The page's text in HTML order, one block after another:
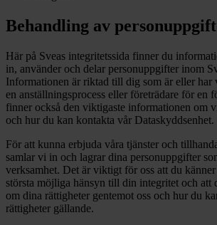
Behandling av
Här på Sveas integritetssida finner du
in, använder och delar personuppgifter inom
Informationen är riktad till dig som är eller har
en anställningsprocess eller företrädare för en
finner också den viktigaste informationen om
och hur du kan kontakta vår Dataskyddsenhet.
För att kunna erbjuda våra tjänster och
samlar vi in och lagrar dina personuppgifter
verksamhet. Det är viktigt för oss att du
största möjliga hänsyn till din integritet och att
om dina rättigheter gentemot oss och hur du
rättigheter gällande.